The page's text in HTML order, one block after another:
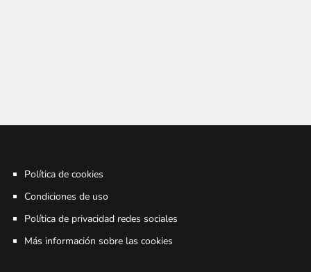
Política de cookies
Condiciones de uso
Política de privacidad redes sociales
Más información sobre las cookies